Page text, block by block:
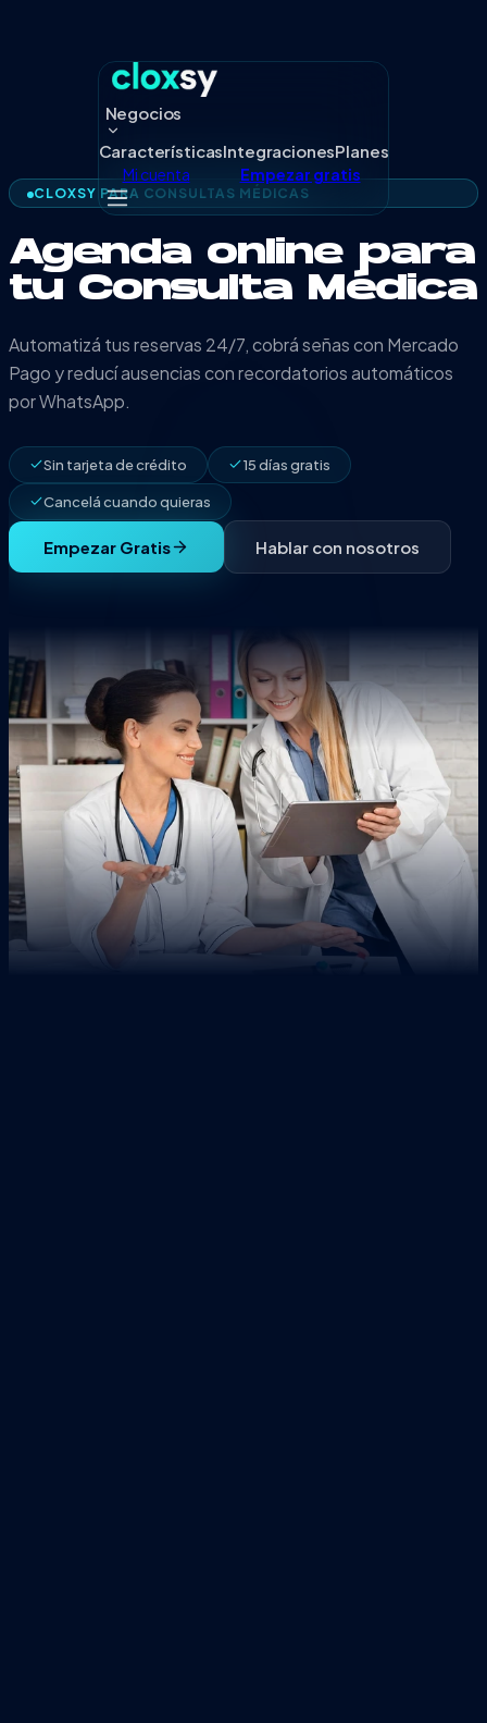
Negocios
CaracterísticasIntegracionesPlanes
Mi cuenta Empezar gratis
CLOXSY PARA CONSULTAS MÉDICAS
Agenda online para
tu Consulta Médica
Automatizá tus reservas 24/7, cobrá señas con Mercado
Pago y reducí ausencias con recordatorios automáticos
por WhatsApp.
Sin tarjeta de crédito 15 días gratis
Cancelá cuando quieras
Empezar Gratis Hablar con nosotros